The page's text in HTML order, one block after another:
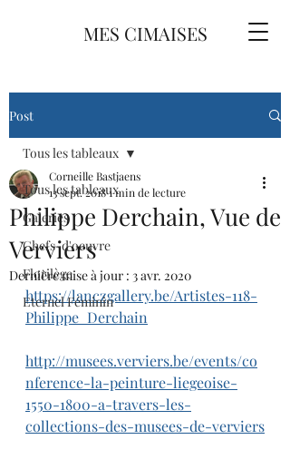
MES CIMAISES
Post
Tous les tableaux
Galeries
Chefs-d'oeuvre
Florilège
Eternel Féminin
Tous les tableaux
Philippe Derchain, Vue de
Verviers
Corneille Bastjaens
13 sept. 20181 min de lecture
Dernière mise à jour : 3 avr. 2020
https://lanczgallery.be/Artistes-118-
Philippe_Derchain
http://musees.verviers.be/events/co
nference-la-peinture-liegeoise-
1550-1800-a-travers-les-
collections-des-musees-de-verviers